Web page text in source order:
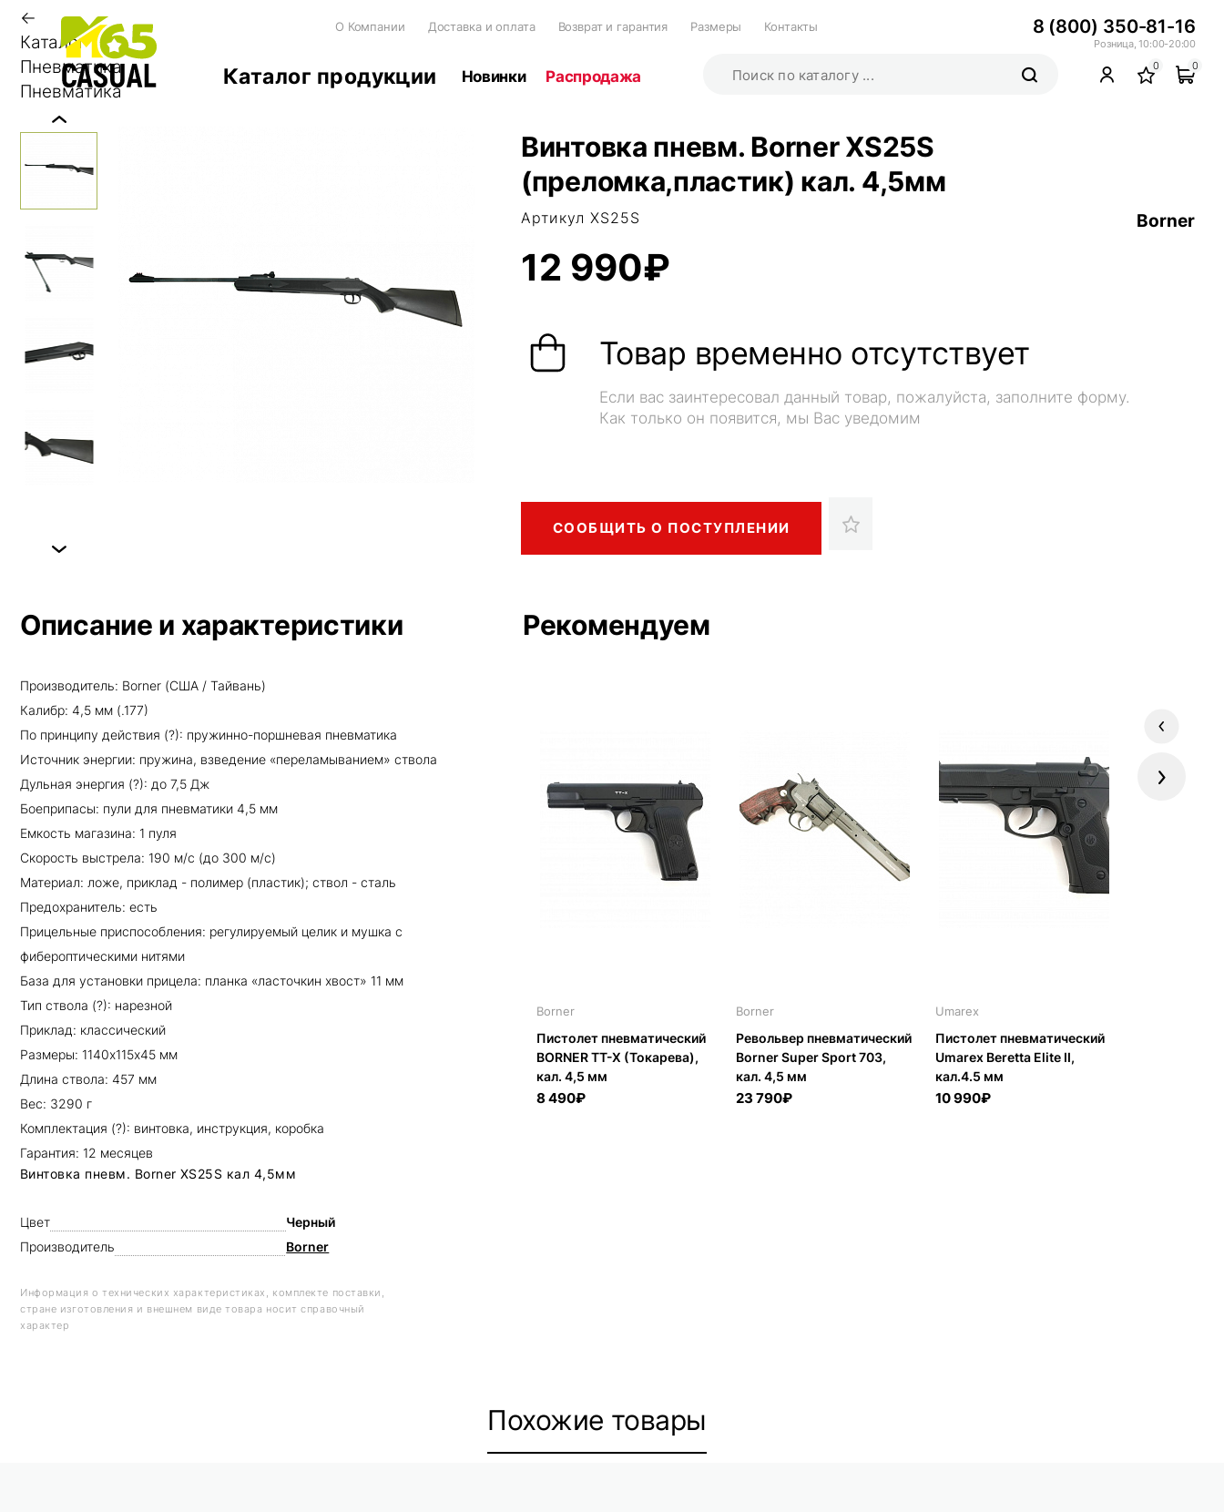
0 0
Каталог продукции Новинки Распродажа
О Компании Доставка и оплата Возврат и гарантия Размеры Контакты 8 (800) 350-81-16
Розница, 10:00-20:00
←
Каталог
Пневматика
Пневматика
Previous
Next
Винтовка пневм. Borner XS25S
(преломка,пластик) кал. 4,5мм
Артикул XS25S Borner
12 990₽
Товар временно отсутствует
Если вас заинтересовал данный товар, пожалуйста, заполните форму.
Как только он появится, мы Вас уведомим
СООБЩИТЬ О ПОСТУПЛЕНИИ
Описание и характеристики
Производитель: Borner (США / Тайвань)
Калибр: 4,5 мм (.177)
По принципу действия (?): пружинно-поршневая пневматика
Источник энергии: пружина, взведение «переламыванием» ствола
Дульная энергия (?): до 7,5 Дж
Боеприпасы: пули для пневматики 4,5 мм
Емкость магазина: 1 пуля
Скорость выстрела: 190 м/с (до 300 м/с)
Материал: ложе, приклад - полимер (пластик); ствол - сталь
Предохранитель: есть
Прицельные приспособления: регулируемый целик и мушка с
фибероптическими нитями
База для установки прицела: планка «ласточкин хвост» 11 мм
Тип ствола (?): нарезной
Приклад: классический
Размеры: 1140х115х45 мм
Длина ствола: 457 мм
Вес: 3290 г
Комплектация (?): винтовка, инструкция, коробка
Гарантия: 12 месяцев
Винтовка пневм. Borner XS25S кал 4,5мм
Цвет
Черный
Производитель
Borner
Информация о технических характеристиках, комплекте поставки,
стране изготовления и внешнем виде товара носит справочный
характер
Рекомендуем
Previous
Borner
Пистолет пневматический
BORNER TT-X (Токарева),
кал. 4,5 мм
8 490₽
Borner
Револьвер пневматический
Borner Super Sport 703,
кал. 4,5 мм
23 790₽
Umarex
Пистолет пневматический
Umarex Beretta Elite II,
кал.4.5 мм
10 990₽
Next
Похожие товары